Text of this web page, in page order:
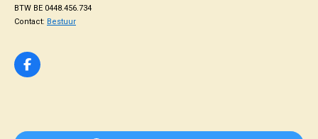
BTW BE 0448.456.734
Contact: Bestuur
F
a